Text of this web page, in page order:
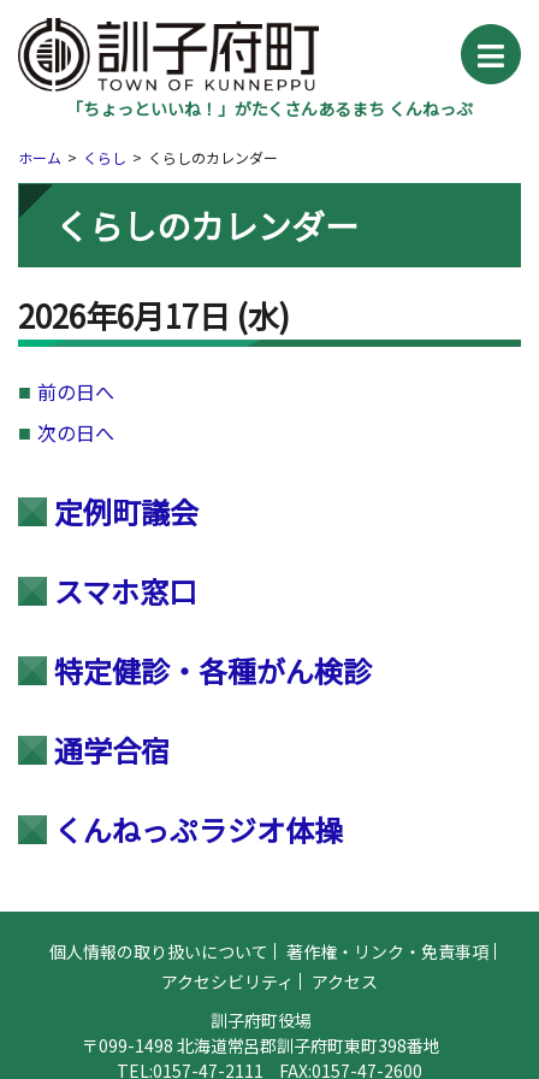
「ちょっといいね！」がたくさんあるまち くんねっぷ
ホーム くらし くらしのカレンダー
くらしのカレンダー
2026年6月17日 (水)
前の日へ
次の日へ
定例町議会
スマホ窓口
特定健診・各種がん検診
通学合宿
くんねっぷラジオ体操
個人情報の取り扱いについて
著作権・リンク・免責事項
アクセシビリティ
アクセス
訓子府町役場
〒099-1498 北海道常呂郡訓子府町東町398番地
TEL:0157-47-2111 FAX:0157-47-2600